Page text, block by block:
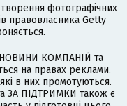
фотографічних
правовласника Getty
НОВИНИ КОМПАНІЙ та
на правах реклами.
в них промотуються.
ЗА ПІДТРИМКИ також є